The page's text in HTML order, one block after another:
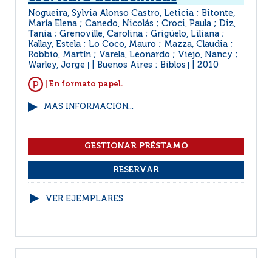
Nogueira, Sylvia Alonso Castro, Leticia ; Bitonte,
María Elena ; Canedo, Nicolás ; Croci, Paula ; Diz,
Tania ; Grenoville, Carolina ; Grigüelo, Liliana ;
Kallay, Estela ; Lo Coco, Mauro ; Mazza, Claudia ;
Robbio, Martín ; Varela, Leonardo ; Viejo, Nancy ;
Warley, Jorge
Buenos Aires : Biblos 2010
| En formato papel.
MÁS INFORMACIÓN...
VER EJEMPLARES